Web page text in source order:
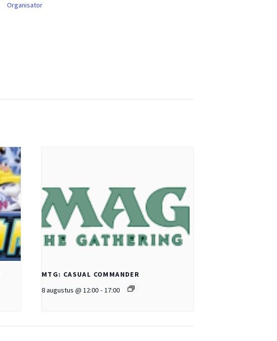
Organisator
MTG: CASUAL COMMANDER
8 augustus @ 12:00 - 17:00